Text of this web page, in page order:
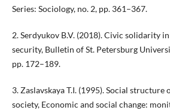
Series: Sociology, no. 2, pp. 361–367.
2. Serdyukov B.V. (2018). Civic solidarity
security, Bulletin of St. Petersburg
pp. 172–189.
3. Zaslavskaya T.I. (1995). Social structure
society, Economic and social change: